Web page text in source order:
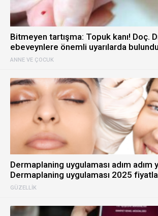
ANNE VE ÇOCUK
Bitmeyen tartışma: Topuk kanı! Doç.
ebeveynlere önemli uyarılarda bulundu
GÜZELLIK
Dermaplaning uygulaması adım adım
Dermaplaning uygulaması 2025